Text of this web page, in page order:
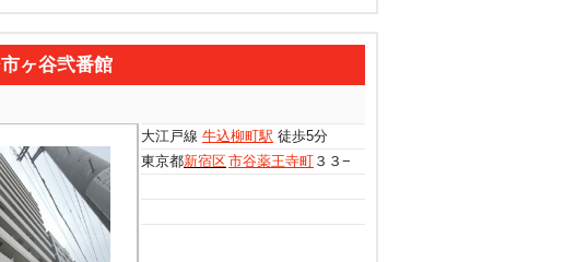
ヶ谷弐番館
大江戸線 牛込柳町駅 徒歩5分
東京都新宿区市谷薬王寺町 ３３−１